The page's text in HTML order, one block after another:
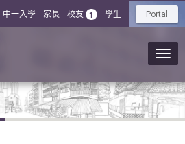
中一入學 家長 校友 1 學生 Portal